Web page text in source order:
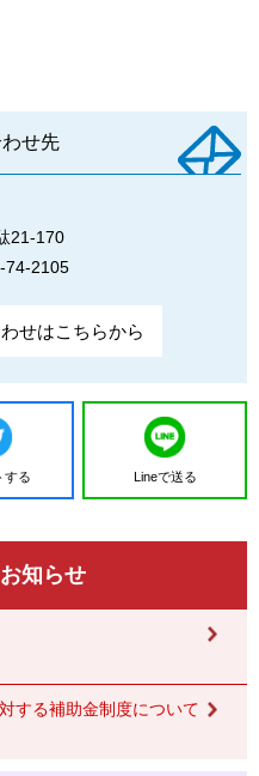
せ先
21-170
74-2105
せはこちらから
する Lineで送る
知らせ
する補助金制度について